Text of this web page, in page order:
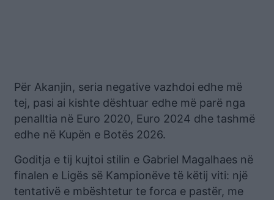
Për Akanjin, seria negative vazhdoi edhe më
tej, pasi ai kishte dështuar edhe më parë nga
penalltia në Euro 2020, Euro 2024 dhe tashmë
edhe në Kupën e Botës 2026.
Goditja e tij kujtoi stilin e Gabriel Magalhaes në
finalen e Ligës së Kampionëve të këtij viti: një
tentativë e mbështetur te forca e pastër, me